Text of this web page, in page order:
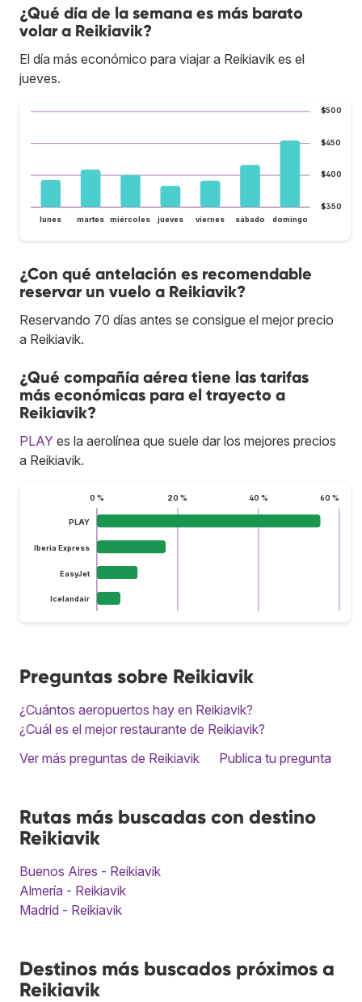
¿Qué día de la semana es más barato
volar a Reikiavik?
El día más económico para viajar a Reikiavik es el
jueves.
$350
$400
$450
$500
lunes martes miércoles jueves viernes sábado domingo
¿Con qué antelación es recomendable
reservar un vuelo a Reikiavik?
Reservando 70 días antes se consigue el mejor precio
a Reikiavik.
¿Qué compañía aérea tiene las tarifas
más económicas para el trayecto a
Reikiavik?
PLAY es la aerolínea que suele dar los mejores precios
a Reikiavik.
0 % 20 % 40 % 60 %
PLAY
Iberia Express
EasyJet
Icelandair
Preguntas sobre Reikiavik
¿Cuántos aeropuertos hay en Reikiavik?
¿Cuál es el mejor restaurante de Reikiavik?
Ver más preguntas de Reikiavik
Publica tu pregunta
Rutas más buscadas con destino
Reikiavik
Buenos Aires - Reikiavik
Almería - Reikiavik
Madrid - Reikiavik
Destinos más buscados próximos a
Reikiavik